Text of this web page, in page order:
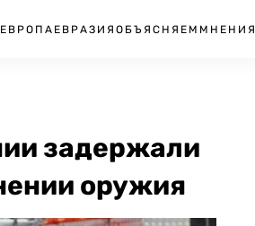
ЕВРОПА ЕВРАЗИЯ ОБЪЯСНЯЕМ МНЕНИЯ
задержали
оружия